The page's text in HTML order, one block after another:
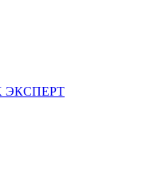
ЭКСПЕРТ